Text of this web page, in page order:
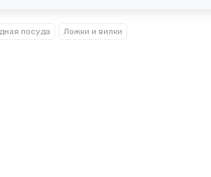
посуда Ложки и вилки